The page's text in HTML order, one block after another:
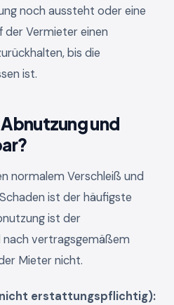
noch aussteht oder eine
der Vermieter einen
bis die
ist.
und
normalem Verschleiß und
ist der häufigste
ist der
vertragsgemäßem
Mieter nicht.
erstattungspflichtig):